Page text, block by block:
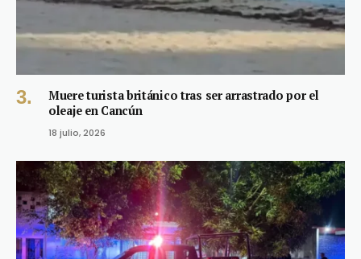
Muere turista británico tras ser arrastrado por el
oleaje en Cancún
18 julio, 2026